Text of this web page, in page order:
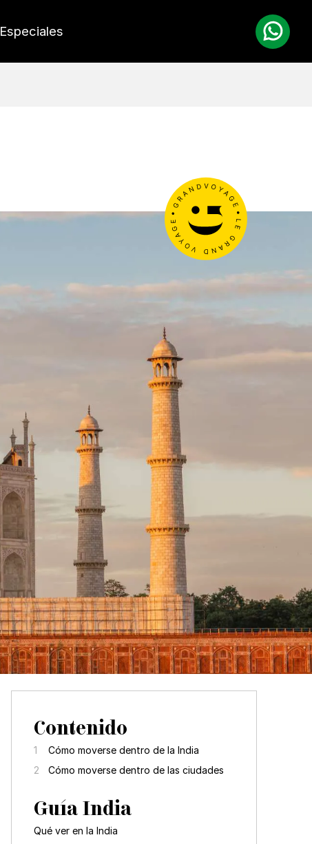
Especiales
Contenido
Cómo moverse dentro de la India
Cómo moverse dentro de las ciudades
Guía India
Qué ver en la India